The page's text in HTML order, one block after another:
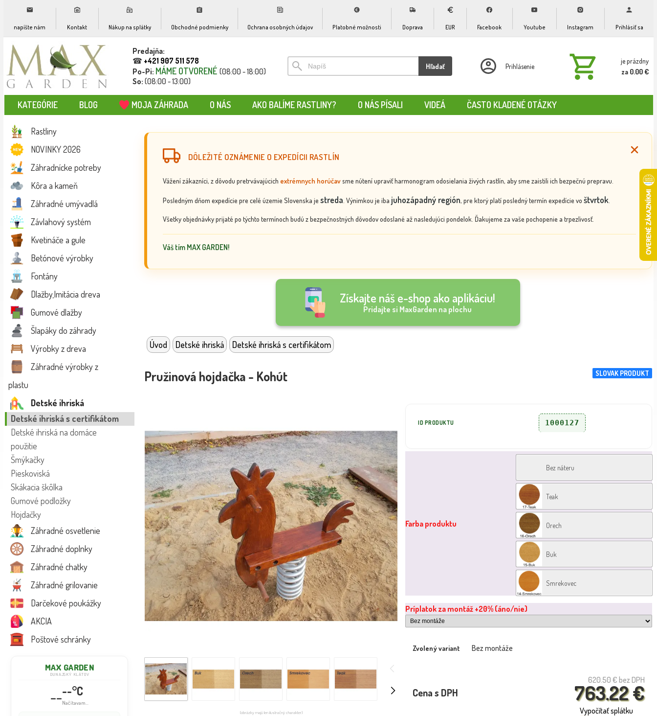
napíšte nám Kontakt Nákup na splátky Obchodné podmienky Ochrana osobných údajov Platobné možnosti Doprava EUR Facebook Youtube Instagram Prihlásiť sa
Predajňa:
☎ +421 907 511 578
Po-Pi: MÁME OTVORENÉ (08:00 - 18:00)
So: (08:00 - 13:00)
Hľadať Prihlásenie
je prázdny
za 0.00 €
KATEGÓRIE BLOG MOJA ZÁHRADA O NÁS AKO BALÍME RASTLINY? O NÁS PÍSALI VIDEÁ ČASTO KLADENÉ OTÁZKY
Rastliny
NOVINKY 2026
Záhradnícke potreby
Kôra a kameň
Záhradné umývadlá
Závlahový systém
Kvetináče a gule
Betónové výrobky
Fontány
Dlažby,Imitácia dreva
Gumové dlažby
Šlapáky do záhrady
Výrobky z dreva
Záhradné výrobky z
plastu
Detské ihriská
Detské ihriská s certifikátom
Detské ihriská na domáce
použitie
Šmýkačky
Pieskoviská
Skákacia škôlka
Gumové podložky
Hojdačky
Záhradné osvetlenie
Záhradné doplnky
Záhradné chatky
Záhradné grilovanie
Darčekové poukážky
AKCIA
Poštové schránky
MAX GARDEN
DUNAJSKÝ KLÁTOV
----°C
Načítavam...
DÔLEŽITÉ OZNÁMENIE O EXPEDÍCII RASTLÍN
Vážení zákazníci, z dôvodu pretrvávajúcich extrémnych horúčavsme nútení upraviť harmonogram odosielania živých rastlín, aby sme zaistili ich bezpečnú prepravu.
Posledným dňom expedície pre celé územie Slovenska je streda . Výnimkou je iba juhozápadný región, pre ktorý platí posledný termín expedície vo štvrtok.
Všetky objednávky prijaté po týchto termínoch budú z bezpečnostných dôvodov odoslané až nasledujúci pondelok. Ďakujeme za vaše pochopenie a trpezlivosť.
Váš tím MAX GARDEN!
Získajte náš e-shop ako aplikáciu!
Pridajte si MaxGarden na plochu
Úvod Detské ihriská Detské ihriská s certifikátom
SLOVAK PRODUKT
Pružinová hojdačka - Kohút
(obrázky majú len ilustračný charakter)
ID PRODUKTU 1000127
Farba produktu
Bez náteru
Teak
Orech
Buk
Smrekovec
Príplatok za montáž +20% (áno/nie)
Zvolený variant Bez montáže
620.50 € bez DPH
763.22 €
Cena s DPH
Vypočítať splátku